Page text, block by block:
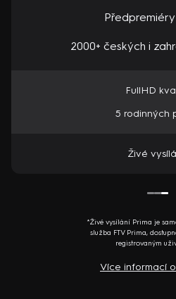
2000+ českých i
FullHD
5 rodinných
Živé
*Živé vysílání Prima je
služba FTV Prima,
registrovaným
Více informací